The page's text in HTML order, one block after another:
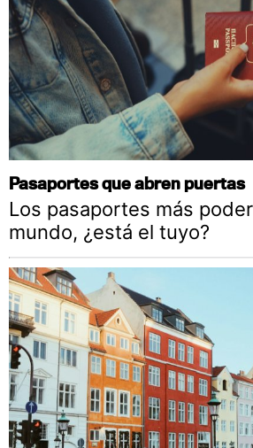
Pasaportes que abren puertas
Los pasaportes más
mundo, ¿está el tuyo?